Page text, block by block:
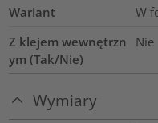
Wariant
W
Z klejem wewnętrzn
ym (Tak/Nie)
Nie
Wymiary